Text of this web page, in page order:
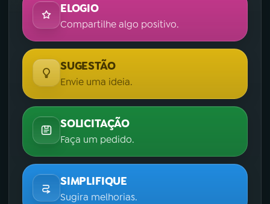
ELOGIO
Compartilhe algo positivo.
SUGESTÃO
Envie uma ideia.
SOLICITAÇÃO
Faça um pedido.
SIMPLIFIQUE
Sugira melhorias.